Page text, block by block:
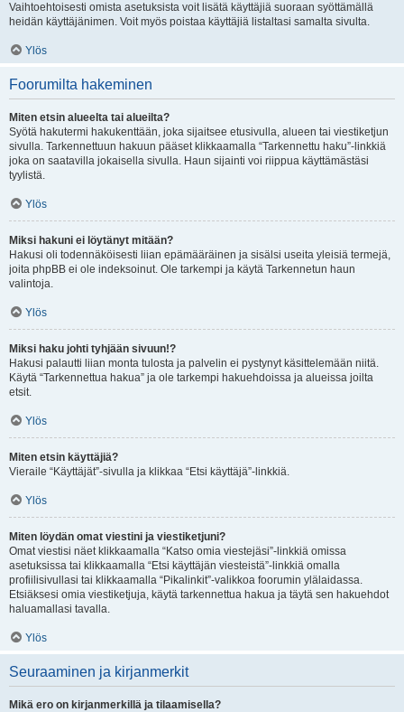
Vaihtoehtoisesti omista asetuksista voit lisätä käyttäjiä suoraan syöttämällä
heidän käyttäjänimen. Voit myös poistaa käyttäjiä listaltasi samalta sivulta.
Ylös
Foorumilta hakeminen
Miten etsin alueelta tai alueilta?
Syötä hakutermi hakukenttään, joka sijaitsee etusivulla, alueen tai viestiketjun
sivulla. Tarkennettuun hakuun pääset klikkaamalla “Tarkennettu haku”-linkkiä
joka on saatavilla jokaisella sivulla. Haun sijainti voi riippua käyttämästäsi
tyylistä.
Ylös
Miksi hakuni ei löytänyt mitään?
Hakusi oli todennäköisesti liian epämääräinen ja sisälsi useita yleisiä termejä,
joita phpBB ei ole indeksoinut. Ole tarkempi ja käytä Tarkennetun haun
valintoja.
Ylös
Miksi haku johti tyhjään sivuun!?
Hakusi palautti liian monta tulosta ja palvelin ei pystynyt käsittelemään niitä.
Käytä “Tarkennettua hakua” ja ole tarkempi hakuehdoissa ja alueissa joilta
etsit.
Ylös
Miten etsin käyttäjiä?
Vieraile “Käyttäjät”-sivulla ja klikkaa “Etsi käyttäjä”-linkkiä.
Ylös
Miten löydän omat viestini ja viestiketjuni?
Omat viestisi näet klikkaamalla “Katso omia viestejäsi”-linkkiä omissa
asetuksissa tai klikkaamalla “Etsi käyttäjän viesteistä”-linkkiä omalla
profiilisivullasi tai klikkaamalla “Pikalinkit”-valikkoa foorumin ylälaidassa.
Etsiäksesi omia viestiketjuja, käytä tarkennettua hakua ja täytä sen hakuehdot
haluamallasi tavalla.
Ylös
Seuraaminen ja kirjanmerkit
Mikä ero on kirjanmerkillä ja tilaamisella?